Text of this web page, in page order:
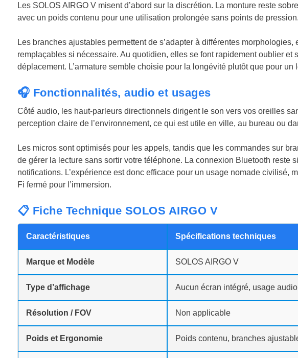
Les SOLOS AIRGO V misent d’abord sur la discrétion. La monture reste
avec un poids contenu pour une utilisation prolongée sans points de pression.
Les branches ajustables permettent de s’adapter à différentes
remplaçables si nécessaire. Au quotidien, elles se font rapidement oublier et
déplacement. L’armature semble choisie pour la longévité plutôt que pour un
🎧 Fonctionnalités, audio et usages
Côté audio, les haut-parleurs directionnels dirigent le son vers vos oreilles
perception claire de l’environnement, ce qui est utile en ville, au bureau ou
Les micros sont optimisés pour les appels, tandis que les commandes sur
de gérer la lecture sans sortir votre téléphone. La connexion Bluetooth reste
notifications. L’expérience est donc efficace pour un usage nomade civilisé,
Fi fermé pour l’immersion.
📋 Fiche Technique SOLOS AIRGO V
Caractéristiques Spécifications techniques
Marque et Modèle SOLOS AIRGO V
Type d’affichage Aucun écran intégré, usage
Résolution / FOV Non applicable
Poids et Ergonomie Poids contenu, branches